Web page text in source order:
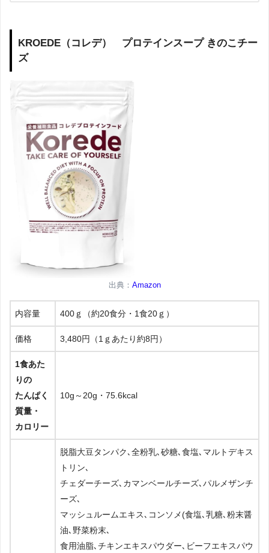
KROEDE（コレデ） プロテインスープ きのこチー
ズ
出典： Amazon
内容量 400ｇ（約20食分・1食20ｇ）
価格 3,480円（1ｇあたり約8円）
1食あた
りの
たんぱく
質量・
カロリー
10g～20g・75.6kcal
脱脂大豆タンパク､全粉乳､砂糖､食塩､マルトデキス
トリン､
チェダーチーズ､カマンベールチーズ､パルメザンチ
ーズ､
マッシュルームエキス､コンソメ(食塩､乳糖､粉末醤
油､野菜粉末､
食用油脂､チキンエキスパウダー､ビーフエキスパウ